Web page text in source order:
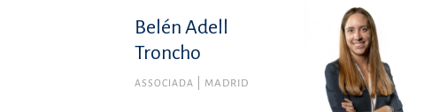
Belén Adell
Troncho
ASSOCIADA MADRID
Belén Adell Troncho
Membro n.º 135382 da Ordem dos Advogados de
Madrid
Contencioso, Arbitragem e Penal